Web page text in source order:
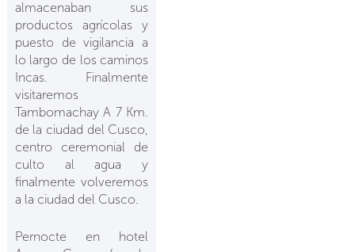
almacenaban sus
productos agrícolas y
puesto de vigilancia a
lo largo de los caminos
Incas. Finalmente
visitaremos
Tambomachay A 7 Km.
de la ciudad del Cusco,
centro ceremonial de
culto al agua y
finalmente volveremos
a la ciudad del Cusco.
Pernocte en hotel